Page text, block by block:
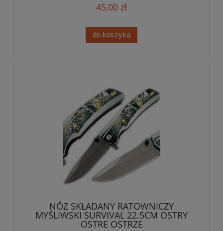
45,00 zł
do koszyka
NÓZ SKŁADANY RATOWNICZY
MYŚLIWSKI SURVIVAL 22.5CM OSTRY
OSTRE OSTRZE